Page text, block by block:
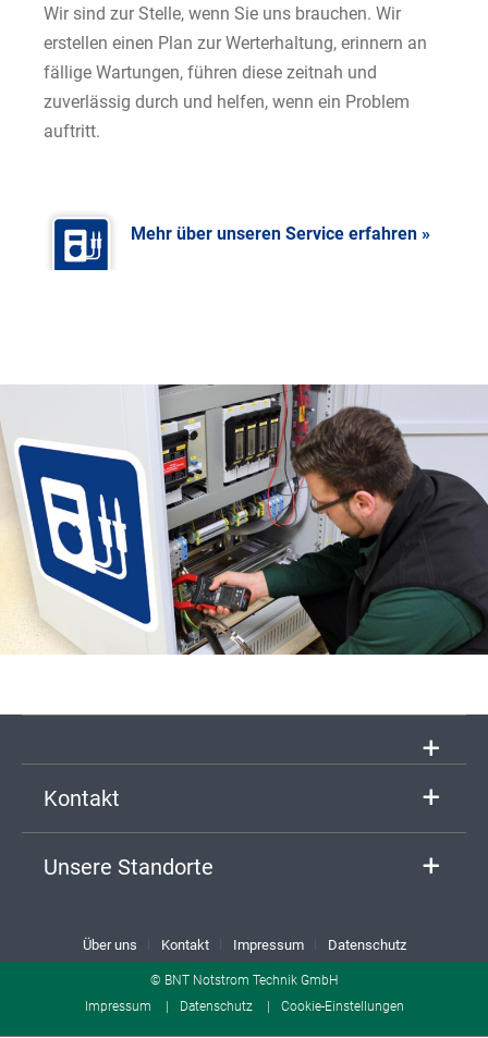
Wir sind zur Stelle, wenn Sie uns brauchen. Wir
erstellen einen Plan zur Werterhaltung, erinnern an
fällige Wartungen, führen diese zeitnah und
zuverlässig durch und helfen, wenn ein Problem
auftritt.
Mehr über unseren Service erfahren »
Kontakt
Unsere Standorte
Über uns Kontakt Impressum Datenschutz
© BNT Notstrom Technik GmbH
Impressum
Datenschutz Cookie-Einstellungen